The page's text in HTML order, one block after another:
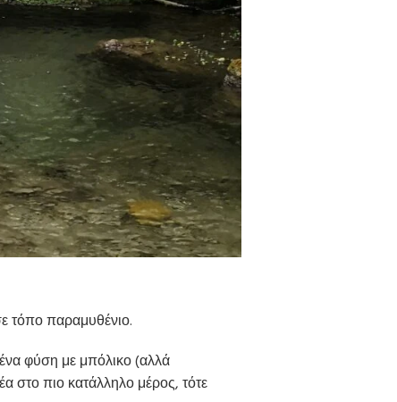
τόπο παραμυθένιο.
φύση με μπόλικο (αλλά
στο πιο κατάλληλο μέρος, τότε